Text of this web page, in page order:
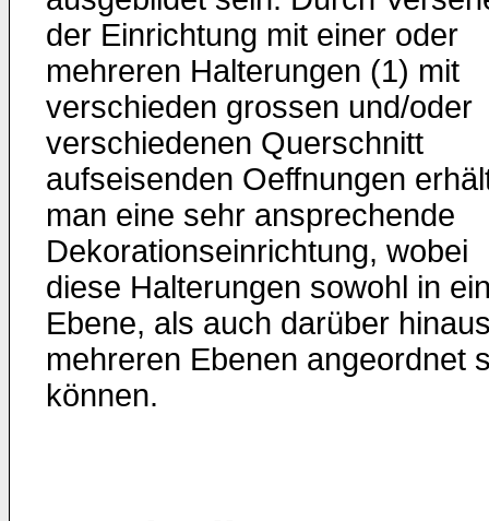
der Einrichtung mit einer oder
mehreren Halterungen (1) mit
verschieden grossen und/oder
verschiedenen Querschnitt
aufseisenden Oeffnungen
man eine sehr ansprechende
Dekorationseinrichtung, wobei
diese Halterungen sowohl in
Ebene, als auch darüber
mehreren Ebenen angeordnet
können.